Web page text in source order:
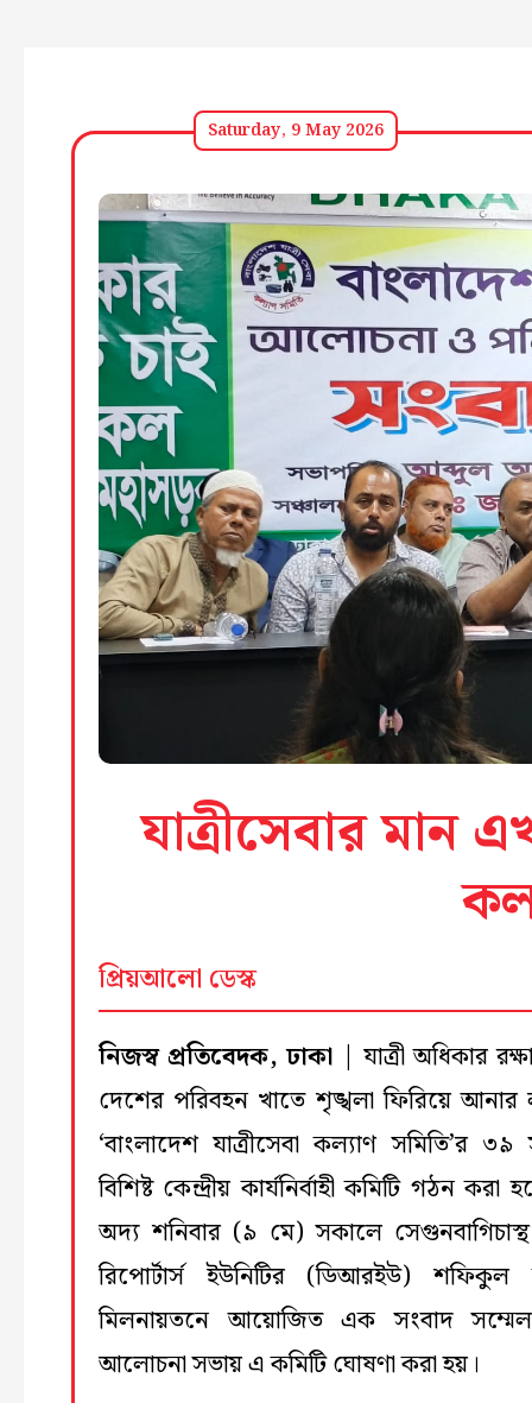
Saturday, 9 May 2026
যাত্রীসেবার মান
প্রিয়আলো ডেস্ক
নিজস্ব প্রতিবেদক, ঢাকা | যাত্রী অধিকার
দেশের পরিবহন খাতে শৃঙ্খলা ফিরিয়ে আনার
‘বাংলাদেশ যাত্রীসেবা কল্যাণ সমিতি’র
বিশিষ্ট কেন্দ্রীয় কার্যনির্বাহী কমিটি গঠন করা
অদ্য শনিবার (৯ মে) সকালে সেগুনবাগিচাস্থ
রিপোর্টার্স ইউনিটির (ডিআরইউ) শফিকুল
মিলনায়তনে আয়োজিত এক সংবাদ
আলোচনা সভায় এ কমিটি ঘোষণা করা হয়।